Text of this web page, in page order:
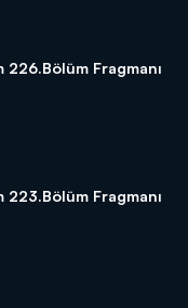
226.Bölüm Fragmanı
223.Bölüm Fragmanı